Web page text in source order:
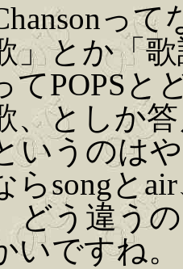
っ
」とか「
てPOPS
、としか
いうのは
らsongと
どう違う
いですね。